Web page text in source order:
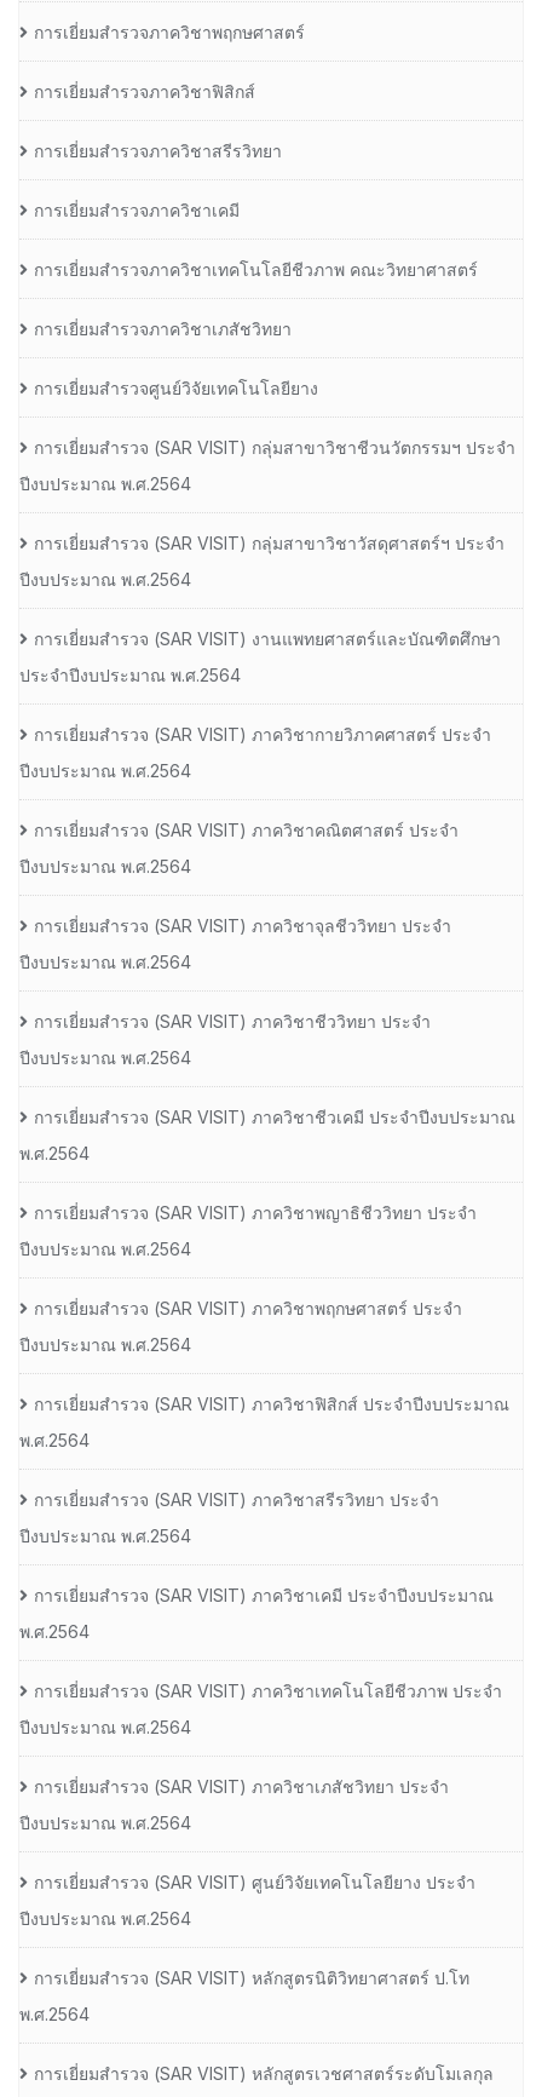
การเยี่ยมสำรวจภาควิชาพฤกษศาสตร์
การเยี่ยมสำรวจภาควิชาฟิสิกส์
การเยี่ยมสำรวจภาควิชาสรีรวิทยา
การเยี่ยมสำรวจภาควิชาเคมี
การเยี่ยมสำรวจภาควิชาเทคโนโลยีชีวภาพ คณะวิทยาศาสตร์
การเยี่ยมสำรวจภาควิชาเภสัชวิทยา
การเยี่ยมสำรวจศูนย์วิจัยเทคโนโลยียาง
การเยี่ยมสํารวจ (SAR VISIT) กลุ่มสาขาวิชาชีวนวัตกรรมฯ ประจํา
ปีงบประมาณ พ.ศ.2564
การเยี่ยมสํารวจ (SAR VISIT) กลุ่มสาขาวิชาวัสดุศาสตร์ฯ ประจํา
ปีงบประมาณ พ.ศ.2564
การเยี่ยมสํารวจ (SAR VISIT) งานแพทยศาสตร์และบัณฑิตศึกษา
ประจําปีงบประมาณ พ.ศ.2564
การเยี่ยมสํารวจ (SAR VISIT) ภาควิชากายวิภาคศาสตร์ ประจํา
ปีงบประมาณ พ.ศ.2564
การเยี่ยมสํารวจ (SAR VISIT) ภาควิชาคณิตศาสตร์ ประจํา
ปีงบประมาณ พ.ศ.2564
การเยี่ยมสํารวจ (SAR VISIT) ภาควิชาจุลชีววิทยา ประจํา
ปีงบประมาณ พ.ศ.2564
การเยี่ยมสํารวจ (SAR VISIT) ภาควิชาชีววิทยา ประจํา
ปีงบประมาณ พ.ศ.2564
การเยี่ยมสํารวจ (SAR VISIT) ภาควิชาชีวเคมี ประจําปีงบประมาณ
พ.ศ.2564
การเยี่ยมสํารวจ (SAR VISIT) ภาควิชาพญาธิชีววิทยา ประจํา
ปีงบประมาณ พ.ศ.2564
การเยี่ยมสํารวจ (SAR VISIT) ภาควิชาพฤกษศาสตร์ ประจํา
ปีงบประมาณ พ.ศ.2564
การเยี่ยมสํารวจ (SAR VISIT) ภาควิชาฟิสิกส์ ประจําปีงบประมาณ
พ.ศ.2564
การเยี่ยมสํารวจ (SAR VISIT) ภาควิชาสรีรวิทยา ประจํา
ปีงบประมาณ พ.ศ.2564
การเยี่ยมสํารวจ (SAR VISIT) ภาควิชาเคมี ประจําปีงบประมาณ
พ.ศ.2564
การเยี่ยมสํารวจ (SAR VISIT) ภาควิชาเทคโนโลยีชีวภาพ ประจํา
ปีงบประมาณ พ.ศ.2564
การเยี่ยมสํารวจ (SAR VISIT) ภาควิชาเภสัชวิทยา ประจํา
ปีงบประมาณ พ.ศ.2564
การเยี่ยมสํารวจ (SAR VISIT) ศูนย์วิจัยเทคโนโลยียาง ประจํา
ปีงบประมาณ พ.ศ.2564
การเยี่ยมสํารวจ (SAR VISIT) หลักสูตรนิติวิทยาศาสตร์ ป.โท
พ.ศ.2564
การเยี่ยมสํารวจ (SAR VISIT) หลักสูตรเวชศาสตร์ระดับโมเลกุล